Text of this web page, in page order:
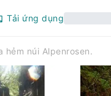
Tải ứng dụng
núi Alpenrosen.